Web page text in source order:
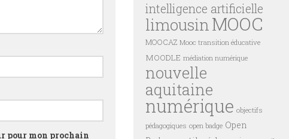
pour mon prochain
intelligence artificielle
limousin MOOC
MOOCAZ Mooc transition éducative
MOODLE médiation numérique
nouvelle
aquitaine
numérique objectifs
pédagogiques open badge Open